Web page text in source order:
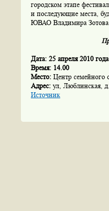
городском этапе
и последующие места,
ЮВАО Владимира Зотова.
Дата: 25 апреля 2010 года
Время: 14.00
Место: Центр семейного
Адрес: ул, Люблинская,
Источник